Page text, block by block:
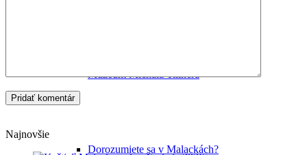
Múzeum Michala Tillnera
Dorozumiete sa v Malackách?
Najnovšie